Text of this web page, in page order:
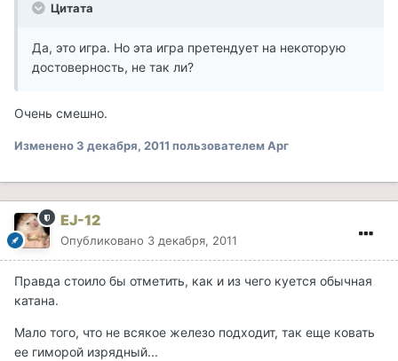
Цитата
Да, это игра. Но эта игра претендует на некоторую
достоверность, не так ли?
Очень смешно.
Изменено3 декабря, 2011 пользователем Арг
EJ-12
Опубликовано 3 декабря, 2011
Правда стоило бы отметить, как и из чего куется обычная
катана.
Мало того, что не всякое железо подходит, так еще ковать
ее гиморой изрядный...